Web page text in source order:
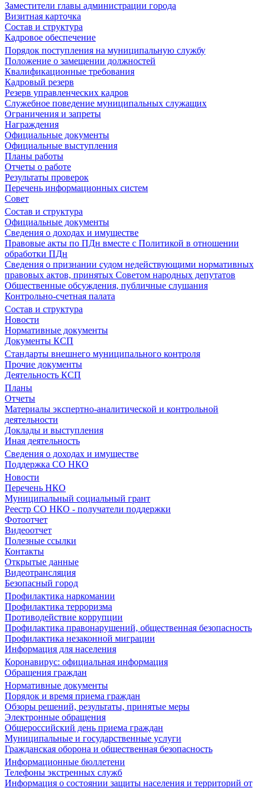
Заместители главы администрации города
Визитная карточка
Состав и структура
Кадровое обеспечение
Порядок поступления на муниципальную службу
Положение о замещении должностей
Квалификационные требования
Кадровый резерв
Резерв управленческих кадров
Служебное поведение муниципальных служащих
Ограничения и запреты
Награждения
Официальные документы
Официальные выступления
Планы работы
Отчеты о работе
Результаты проверок
Перечень информационных систем
Совет
Состав и структура
Официальные документы
Сведения о доходах и имуществе
Правовые акты по ПДн вместе с Политикой в отношении
обработки ПДн
Сведения о признании судом недействующими нормативных
правовых актов, принятых Советом народных депутатов
Общественные обсуждения, публичные слушания
Контрольно-счетная палата
Состав и структура
Новости
Нормативные документы
Документы КСП
Стандарты внешнего муниципального контроля
Прочие документы
Деятельность КСП
Планы
Отчеты
Материалы экспертно-аналитической и контрольной
деятельности
Доклады и выступления
Иная деятельность
Сведения о доходах и имуществе
Поддержка СО НКО
Новости
Перечень НКО
Муниципальный социальный грант
Реестр СО НКО - получатели поддержки
Фотоотчет
Видеоотчет
Полезные ссылки
Контакты
Открытые данные
Видеотрансляция
Безопасный город
Профилактика наркомании
Профилактика терроризма
Противодействие коррупции
Профилактика правонарушений, общественная безопасность
Профилактика незаконной миграции
Информация для населения
Коронавирус: официальная информация
Обращения граждан
Нормативные документы
Порядок и время приема граждан
Обзоры решений, результаты, принятые меры
Электронные обращения
Общероссийский день приема граждан
Муниципальные и государственные услуги
Гражданская оборона и общественная безопасность
Информационные бюллетени
Телефоны экстренных служб
Информация о состоянии защиты населения и территорий от